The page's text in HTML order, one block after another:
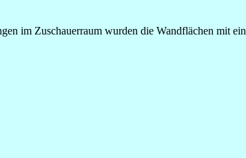
im Zuschauerraum wurden die Wandflächen mit